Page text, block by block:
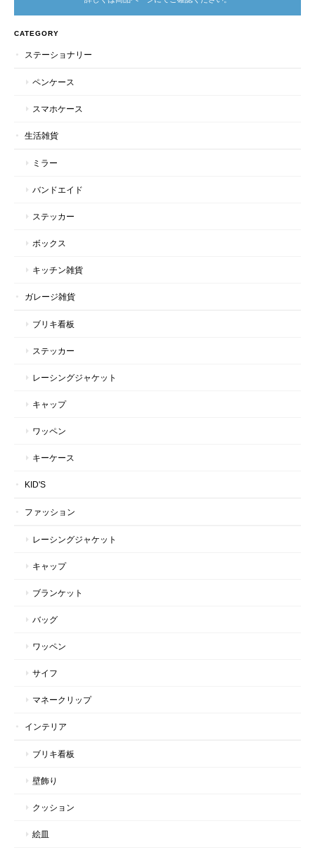
CATEGORY
ステーショナリー
ペンケース
スマホケース
生活雑貨
ミラー
バンドエイド
ステッカー
ボックス
キッチン雑貨
ガレージ雑貨
ブリキ看板
ステッカー
レーシングジャケット
キャップ
ワッペン
キーケース
KID'S
ファッション
レーシングジャケット
キャップ
ブランケット
バッグ
ワッペン
サイフ
マネークリップ
インテリア
ブリキ看板
壁飾り
クッション
絵皿